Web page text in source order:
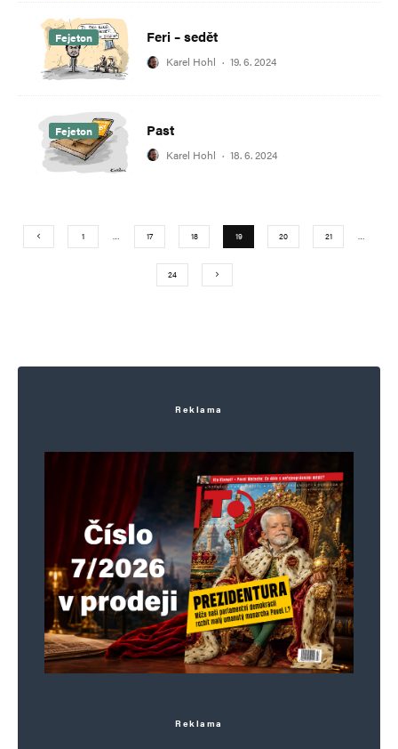
Fejeton Feri – sedět
Karel Hohl · 19. 6. 2024
Fejeton Past
Karel Hohl · 18. 6. 2024
1 … 17 18 19 20 21 …
24
Reklama
Reklama